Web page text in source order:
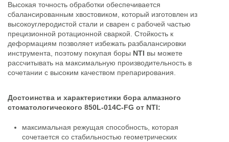
Высокая точность обработки обеспечивается
сбалансированным хвостовиком, который изготовлен из
высокоуглеродистой стали и сварен с рабочей частью
прецизионной ротационной сваркой. Стойкость к
деформациям позволяет избежать разбалансировки
инструмента, поэтому покупая боры NTI вы можете
рассчитывать на максимальную производительность в
сочетании с высоким качеством препарирования.
Достоинства и характеристики бора алмазного
стоматологического 850L-014C-FG от NTI:
максимальная режущая способность, которая
сочетается со стабильностью геометрических